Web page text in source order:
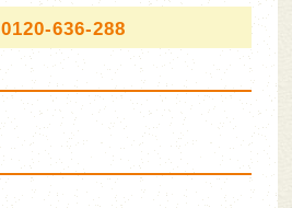
0120-636-288